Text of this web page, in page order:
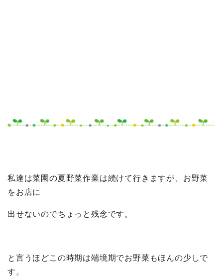
私達は菜園の夏野菜作業は続けて行きますが、お野菜
をお店に
出せないのでちょっと残念です。
と言うほどこの時期は端境期でお野菜もほんの少しで
す。